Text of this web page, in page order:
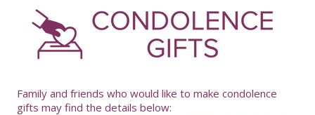
Family and friends who would like to make condolence
gifts may find the details below: